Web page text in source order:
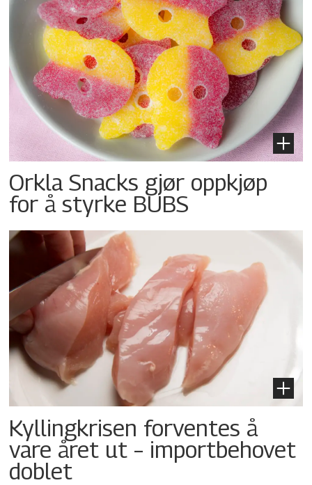
Orkla Snacks gjør oppkjøp
for å styrke BUBS
Kyllingkrisen forventes å
vare året ut – importbehovet
doblet